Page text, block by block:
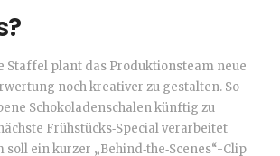
Staffel plant das Produktionsteam neue
noch kreativer zu gestalten. So
Schokoladenschalen künftig zu
Frühstücks‑Special verarbeitet
ein kurzer „Behind‑the‑Scenes“-Clip